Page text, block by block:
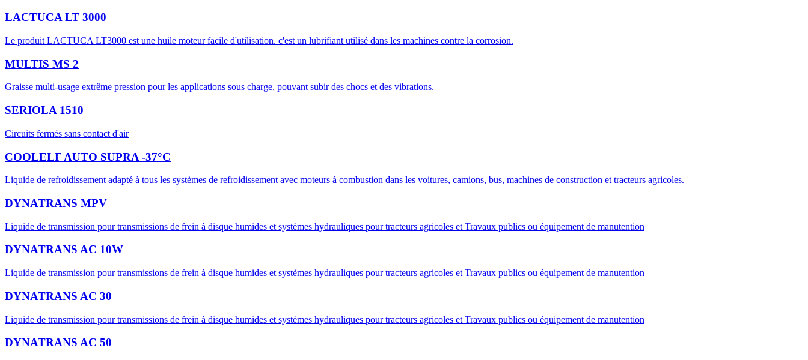
LACTUCA LT 3000
Le produit LACTUCA LT3000 est une huile moteur facile d'utilisation. c'est un lubrifiant utilisé dans les machines contre la corrosion.
MULTIS MS 2
Graisse multi-usage extrême pression pour les applications sous charge, pouvant subir des chocs et des vibrations.
SERIOLA 1510
​Circuits fermés sans contact d'air
COOLELF AUTO SUPRA -37°C
Liquide de refroidissement adapté à tous les systèmes de refroidissement avec moteurs à combustion dans les voitures, camions, bus, machines de construction et tracteurs agricoles.
DYNATRANS MPV
Liquide de transmission pour transmissions de frein à disque humides et systèmes hydrauliques pour tracteurs agricoles et Travaux publics ou équipement de manutention
DYNATRANS AC 10W
Liquide de transmission pour transmissions de frein à disque humides et systèmes hydrauliques pour tracteurs agricoles et Travaux publics ou équipement de manutention
DYNATRANS AC 30
Liquide de transmission pour transmissions de frein à disque humides et systèmes hydrauliques pour tracteurs agricoles et Travaux publics ou équipement de manutention
DYNATRANS AC 50